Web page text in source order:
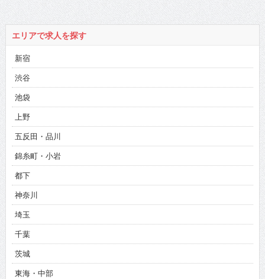
エリアで求人を探す
新宿
渋谷
池袋
上野
五反田・品川
錦糸町・小岩
都下
神奈川
埼玉
千葉
茨城
東海・中部